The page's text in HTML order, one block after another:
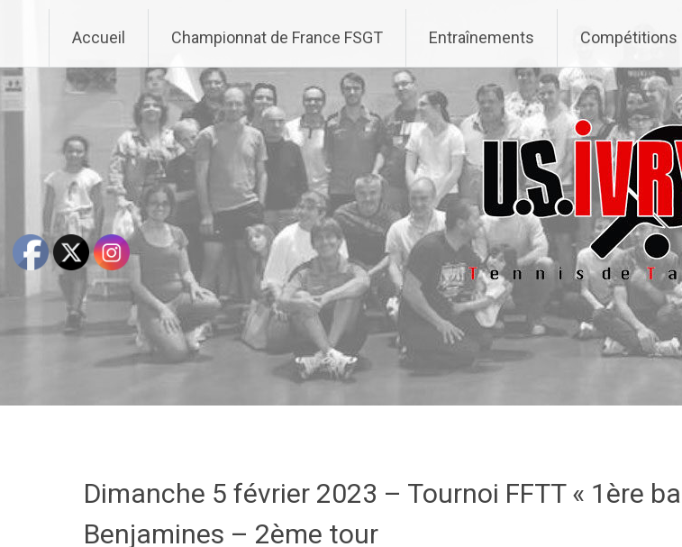
principal
Accueil Championnat de France FSGT Entraînements Compétitions
Dimanche 5 février 2023 – Tournoi FFTT « 1ère
Benjamines – 2ème tour